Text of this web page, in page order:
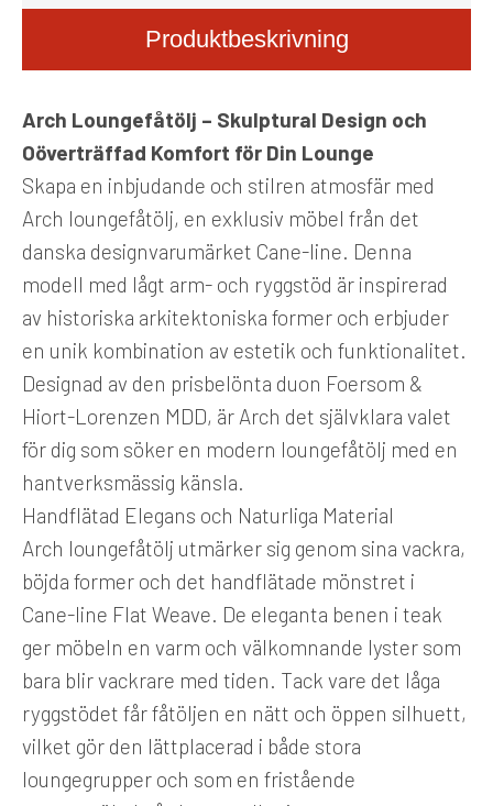
Produktbeskrivning
Arch Loungefåtölj – Skulptural Design och
Oöverträffad Komfort för Din Lounge
Skapa en inbjudande och stilren atmosfär med
Arch loungefåtölj, en exklusiv möbel från det
danska designvarumärket Cane-line. Denna
modell med lågt arm- och ryggstöd är inspirerad
av historiska arkitektoniska former och erbjuder
en unik kombination av estetik och funktionalitet.
Designad av den prisbelönta duon Foersom &
Hiort-Lorenzen MDD, är Arch det självklara valet
för dig som söker en modern loungefåtölj med en
hantverksmässig känsla.
Handflätad Elegans och Naturliga Material
Arch loungefåtölj utmärker sig genom sina vackra,
böjda former och det handflätade mönstret i
Cane-line Flat Weave. De eleganta benen i teak
ger möbeln en varm och välkomnande lyster som
bara blir vackrare med tiden. Tack vare det låga
ryggstödet får fåtöljen en nätt och öppen silhuett,
vilket gör den lättplacerad i både stora
loungegrupper och som en fristående